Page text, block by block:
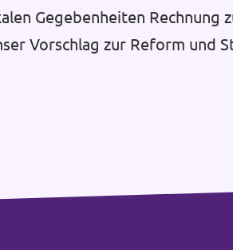
Gegebenheiten Rechnung
Vorschlag zur Reform und